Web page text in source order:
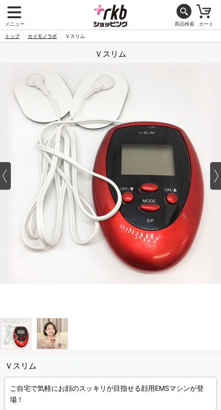
メニュー 商品検索 カート
トップ カイモノラボ Ｖスリム
Ｖスリム
Ｖスリム
ご自宅で気軽にお顔のスッキリが目指せる顔用EMSマシンが登
場！